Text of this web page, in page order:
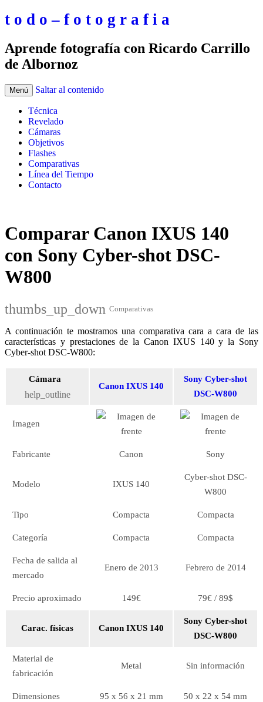
t o d o – f o t o g r a f i a
Aprende fotografía con Ricardo Carrillo
de Albornoz
Menú Saltar al contenido
Técnica
Revelado
Cámaras
Objetivos
Flashes
Comparativas
Línea del Tiempo
Contacto
Comparar Canon IXUS 140
con Sony Cyber-shot DSC-
W800
thumbs_up_down Comparativas
A continuación te mostramos una comparativa cara a cara de las
características y prestaciones de la Canon IXUS 140 y la Sony
Cyber-shot DSC-W800:
Cámara
help_outline
Canon IXUS 140
Sony Cyber-shot
DSC-W800
Imagen
Fabricante Canon Sony
Modelo IXUS 140
Cyber-shot DSC-
W800
Tipo Compacta Compacta
Categoría Compacta Compacta
Fecha de salida al
mercado
Enero de 2013 Febrero de 2014
Precio aproximado 149€ 79€ / 89$
Carac. físicas Canon IXUS 140
Sony Cyber-shot
DSC-W800
Material de
fabricación
Metal Sin información
Dimensiones 95 x 56 x 21 mm 50 x 22 x 54 mm